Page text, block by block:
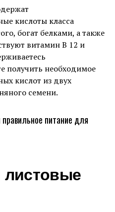
кислоты класса
богат белками, а также
витамин В 12 и
получить необходимое
кислот из двух
семени.